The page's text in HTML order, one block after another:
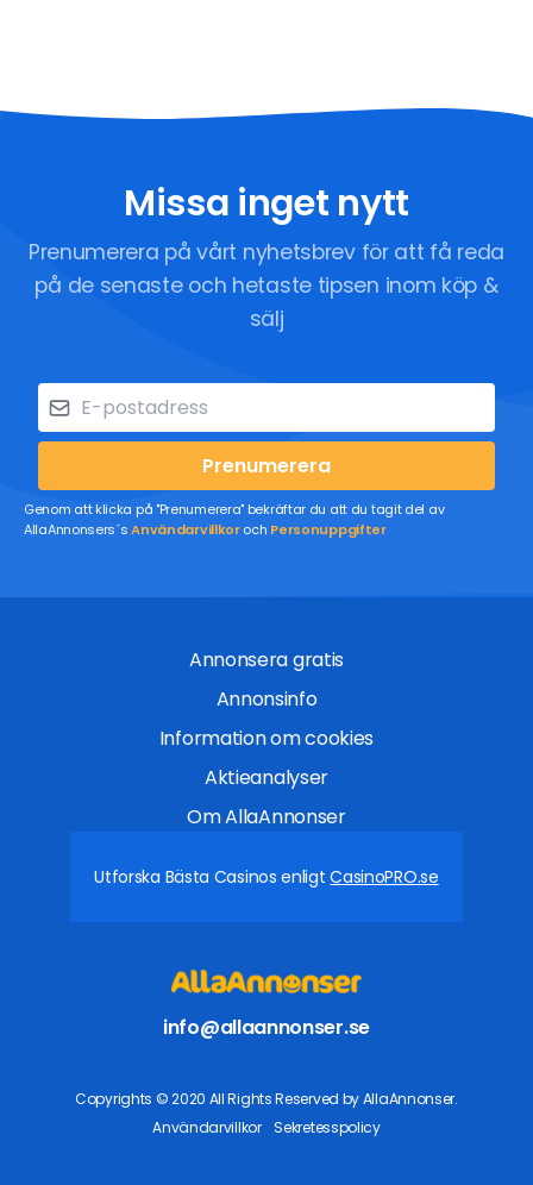
Missa inget nytt
Prenumerera på vårt nyhetsbrev för att få reda
på de senaste och hetaste tipsen inom köp &
sälj
Prenumerera
Genom att klicka på "Prenumerera" bekräftar du att du tagit del av
AllaAnnonsers´sAnvändarvillkoroch Personuppgifter
Annonsera gratis
Annonsinfo
Information om cookies
Aktieanalyser
Om AllaAnnonser
Utforska Bästa Casinos enligtCasinoPRO.se
info@allaannonser.se
Copyrights © 2020 All Rights Reserved by AllaAnnonser.
Användarvillkor
Sekretesspolicy